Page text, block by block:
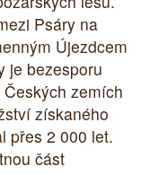
Psáry na
Újezdcem
je bezesporu
zemích
získaného
přes 2 000 let.
část